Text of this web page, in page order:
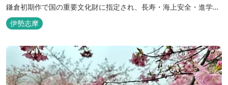
鎌倉初期作で国の重要文化財に指定され、長寿・海上安全・進学な
どに霊験あらたかとされています。 あじさいや藤の名所であり、宿
坊ホステルも併設している。 創建年代：奈良 ※所蔵文化財はご覧
になれない場合もありますので、おでかけ前に各問い合わせ先にご
確認ください。 ...
伊勢志摩